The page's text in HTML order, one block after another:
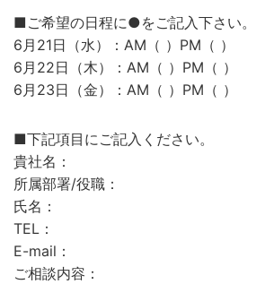
■ご希望の日程に●をご記入下さい。
6月21日（水）：AM（ ）PM（ ）
6月22日（木）：AM（ ）PM（ ）
6月23日（金）：AM（ ）PM（ ）
■下記項目にご記入ください。
貴社名：
所属部署/役職：
氏名：
TEL：
E-mail：
ご相談内容：